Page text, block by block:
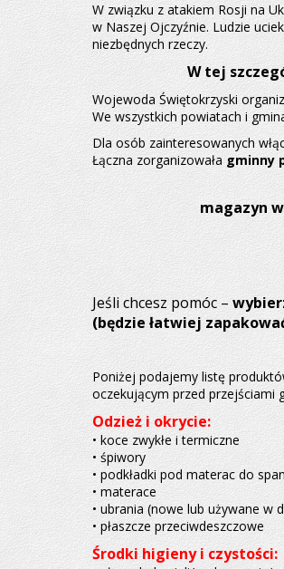
W związku z atakiem Rosji na
w Naszej Ojczyźnie. Ludzie
niezbędnych rzeczy.
W tej
Wojewoda Świętokrzyski
We wszystkich powiatach i
Dla osób zainteresowanych
Łączna zorganizowała gminny
magazyn
Jeśli chcesz pomóc –
(będzie łatwiej
Poniżej podajemy listę
oczekującym przed przejściami
Odzież i okrycie:
• koce zwykłe i termiczne
• śpiwory
• podkładki pod materac do
• materace
• ubrania (nowe lub używane w
• płaszcze przeciwdeszczowe
Środki higieny i czystości: